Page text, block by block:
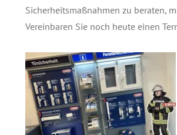
Sicherheitsmaßnahmen zu beraten,
Vereinbaren Sie noch heute einen